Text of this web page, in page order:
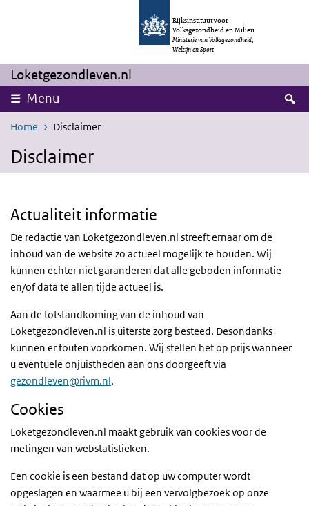
Overslaan en naar de inhoud gaan
Rijksinstituut voor
Volksgezondheid en Milieu
Ministerie van Volksgezondheid,
Welzijn en Sport
Loketgezondleven.nl
Menu
Home Disclaimer
Disclaimer
Actualiteit informatie
De redactie van Loketgezondleven.nl streeft ernaar om de
inhoud van de website zo actueel mogelijk te houden. Wij
kunnen echter niet garanderen dat alle geboden informatie
en/of data te allen tijde actueel is.
Aan de totstandkoming van de inhoud van
Loketgezondleven.nl is uiterste zorg besteed. Desondanks
kunnen er fouten voorkomen. Wij stellen het op prijs wanneer
u eventuele onjuistheden aan ons doorgeeft via
gezondleven@rivm.nl.
Cookies
Loketgezondleven.nl maakt gebruik van cookies voor de
metingen van webstatistieken.
Een cookie is een bestand dat op uw computer wordt
opgeslagen en waarmee u bij een vervolgbezoek op onze